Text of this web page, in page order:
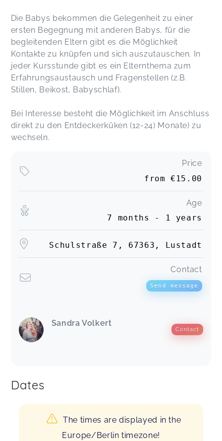
Die Babys bekommen die Gelegenheit zu einer
ersten Begegnung mit anderen Babys, für die
begleitenden Eltern gibt es die Möglichkeit
Kontakte zu knüpfen und sich auszutauschen. In
jeder Kursstunde gibt es ein Elternthema zum
Erfahrungsaustausch und Fragenstellen (z.B.
Stillen, Beikost, Babyschlaf).
Bei Interesse besteht die Möglichkeit im Anschluss
direkt zu den Entdeckerküken (12-24) Monate) zu
wechseln.
Price
from€15.00
Age
7 months - 1 years
Schulstraße 7, 67363, Lustadt
Contact
Send message
Sandra Volkert
Contact
Dates
The times are displayed in the
Europe/Berlin timezone!